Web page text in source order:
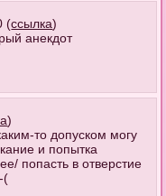
(ссылка)
анекдот
)
то допуском могу
и попытка
попасть в отверстие
(